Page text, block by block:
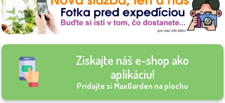
Získajte náš e-shop ako
aplikáciu!
Pridajte si MaxGarden na plochu